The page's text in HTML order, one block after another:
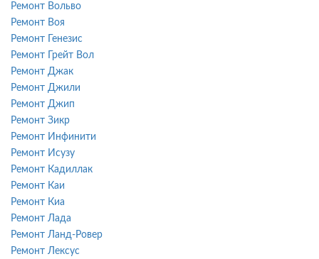
Ремонт Вольво
Ремонт Воя
Ремонт Генезис
Ремонт Грейт Вол
Ремонт Джак
Ремонт Джили
Ремонт Джип
Ремонт Зикр
Ремонт Инфинити
Ремонт Исузу
Ремонт Кадиллак
Ремонт Каи
Ремонт Киа
Ремонт Лада
Ремонт Ланд-Ровер
Ремонт Лексус